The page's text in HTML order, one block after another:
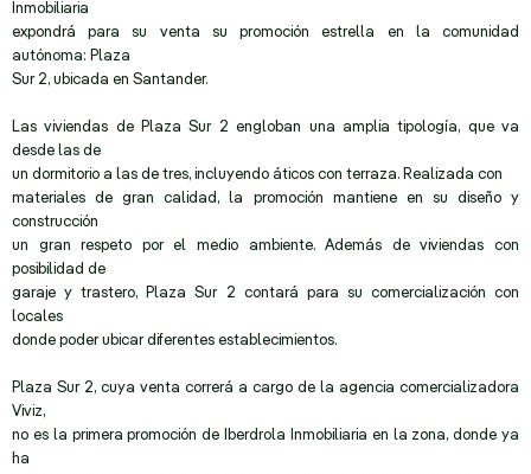
Inmobiliaria
expondrá para su venta su promoción estrella en la comunidad
autónoma: Plaza
Sur 2, ubicada en Santander.
Las viviendas de Plaza Sur 2 engloban una amplia tipología, que va
desde las de
un dormitorio a las de tres, incluyendo áticos con terraza. Realizada con
materiales de gran calidad, la promoción mantiene en su diseño y
construcción
un gran respeto por el medio ambiente. Además de viviendas con
posibilidad de
garaje y trastero, Plaza Sur 2 contará para su comercialización con
locales
donde poder ubicar diferentes establecimientos.
Plaza Sur 2, cuya venta correrá a cargo de la agencia comercializadora
Viviz,
no es la primera promoción de Iberdrola Inmobiliaria en la zona, donde ya
ha